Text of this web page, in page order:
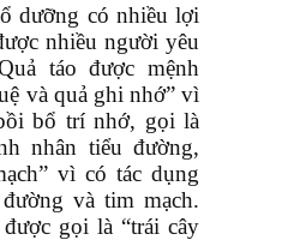
dưỡng có nhiều lợi
nhiều người yêu
táo được mệnh
và quả ghi nhớ” vì
bổ trí nhớ, gọi là
nhân tiểu đường,
vì có tác dụng
và tim mạch.
gọi là “trái cây